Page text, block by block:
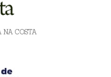
NA COSTA